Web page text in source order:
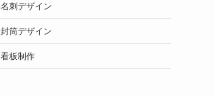
名刺デザイン
封筒デザイン
看板制作